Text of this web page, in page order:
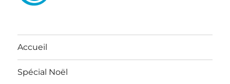
Accueil
Spécial Noël